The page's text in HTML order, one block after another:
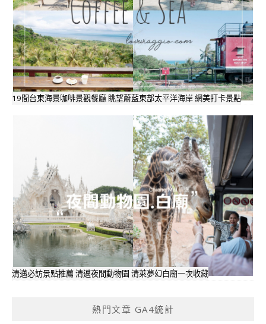
19間台東海景咖啡景觀餐廳 眺望蔚藍東部太平洋海岸 網美打卡景點
清邁必訪景點推薦 清邁夜間動物園 清萊夢幻白廟一次收藏
熱門文章 GA4統計